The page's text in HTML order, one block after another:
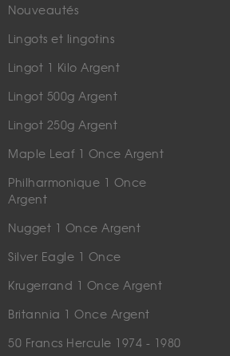
Nouveautés
Lingots et lingotins
Lingot 1 Kilo Argent
Lingot 500g Argent
Lingot 250g Argent
Maple Leaf 1 Once Argent
Philharmonique 1 Once
Argent
Nugget 1 Once Argent
Silver Eagle 1 Once
Krugerrand 1 Once Argent
Britannia 1 Once Argent
50 Francs Hercule 1974 - 1980